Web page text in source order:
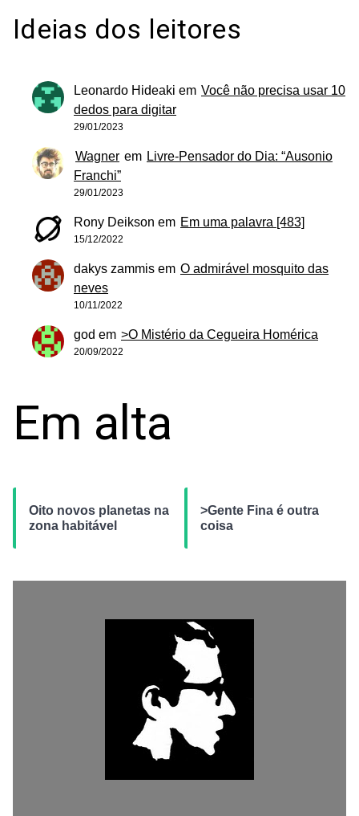
Ideias dos leitores
Leonardo Hideaki em Você não precisa usar 10
dedos para digitar
29/01/2023
Wagner em Livre-Pensador do Dia: “Ausonio
Franchi”
29/01/2023
Rony Deikson em Em uma palavra [483]
15/12/2022
dakys zammis em O admirável mosquito das
neves
10/11/2022
god em >O Mistério da Cegueira Homérica
20/09/2022
Em alta
Oito novos planetas na
zona habitável
>Gente Fina é outra
coisa